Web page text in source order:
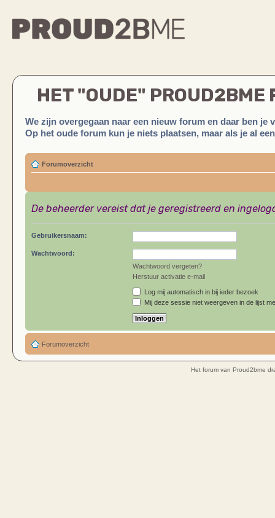
HET "OUDE" PROUD2BME
We zijn overgegaan naar een nieuw forum en daar ben je
Op het oude forum kun je niets plaatsen, maar als je al
Forumoverzicht
De beheerder vereist dat je geregistreerd en
Gebruikersnaam:
Wachtwoord:
Wachtwoord vergeten?
Herstuur activatie e-mail
Log mij automatisch in bij ieder bezoek
Mij deze sessie niet weergeven in de lijst
Forumoverzicht
Het forum van Proud2bme